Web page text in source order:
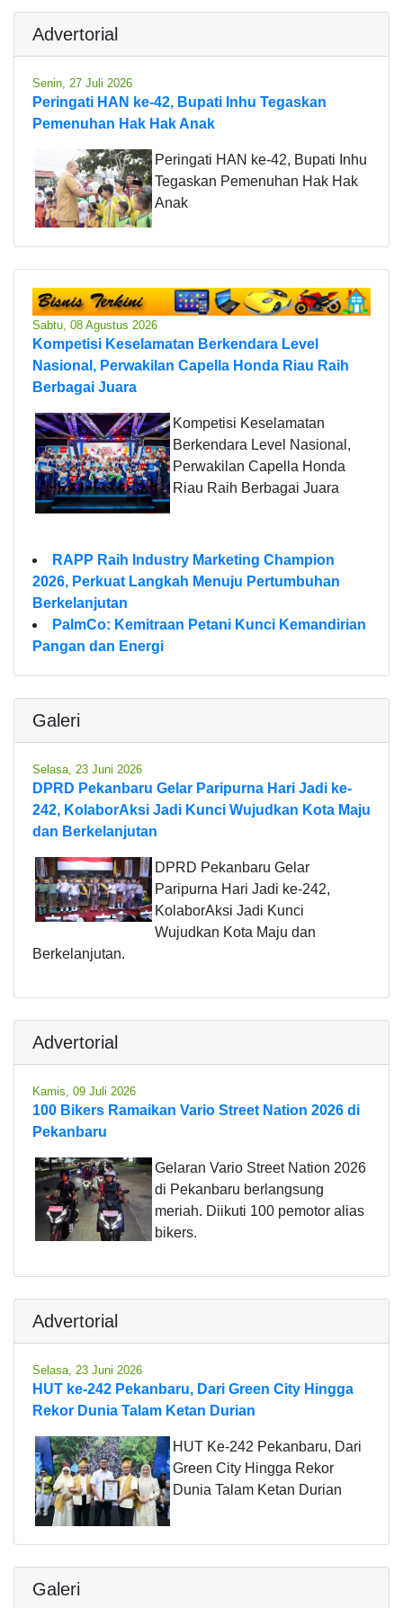
Advertorial
Senin, 27 Juli 2026
Peringati HAN ke-42, Bupati Inhu Tegaskan
Pemenuhan Hak Hak Anak
Peringati HAN ke-42, Bupati Inhu
Tegaskan Pemenuhan Hak Hak
Anak
Sabtu, 08 Agustus 2026
Kompetisi Keselamatan Berkendara Level
Nasional, Perwakilan Capella Honda Riau Raih
Berbagai Juara
Kompetisi Keselamatan
Berkendara Level Nasional,
Perwakilan Capella Honda
Riau Raih Berbagai Juara
RAPP Raih Industry Marketing Champion
2026, Perkuat Langkah Menuju Pertumbuhan
Berkelanjutan
PalmCo: Kemitraan Petani Kunci Kemandirian
Pangan dan Energi
Galeri
Selasa, 23 Juni 2026
DPRD Pekanbaru Gelar Paripurna Hari Jadi ke-
242, KolaborAksi Jadi Kunci Wujudkan Kota Maju
dan Berkelanjutan
DPRD Pekanbaru Gelar
Paripurna Hari Jadi ke-242,
KolaborAksi Jadi Kunci
Wujudkan Kota Maju dan
Berkelanjutan.
Advertorial
Kamis, 09 Juli 2026
100 Bikers Ramaikan Vario Street Nation 2026 di
Pekanbaru
Gelaran Vario Street Nation 2026
di Pekanbaru berlangsung
meriah. Diikuti 100 pemotor alias
bikers.
Advertorial
Selasa, 23 Juni 2026
HUT ke-242 Pekanbaru, Dari Green City Hingga
Rekor Dunia Talam Ketan Durian
HUT Ke-242 Pekanbaru, Dari
Green City Hingga Rekor
Dunia Talam Ketan Durian
Galeri